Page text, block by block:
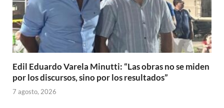
Edil Eduardo Varela Minutti: “Las obras no se miden
por los discursos, sino por los resultados”
7 agosto, 2026